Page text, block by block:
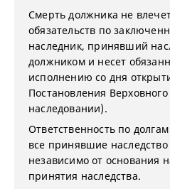
Смерть должника не
обязательств по
наследник, принявший
должником и несет
исполнению со дня
Постановления
наследовании).
Ответственность по
все принявшие
независимо от основания
принятия наследства.